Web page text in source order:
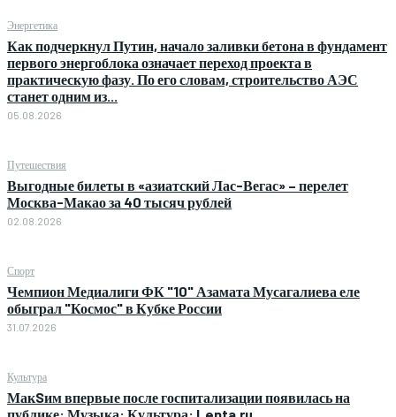
Энергетика
Как подчеркнул Путин, начало заливки бетона в фундамент
первого энергоблока означает переход проекта в
практическую фазу. По его словам, строительство АЭС
станет одним из...
05.08.2026
Путешествия
Выгодные билеты в «азиатский Лас-Вегас» – перелет
Москва-Макао за 40 тысяч рублей
02.08.2026
Спорт
Чемпион Медиалиги ФК "10" Азамата Мусагалиева еле
обыграл "Космос" в Кубке России
31.07.2026
Культура
МакSим впервые после госпитализации появилась на
публике: Музыка: Культура: Lenta.ru